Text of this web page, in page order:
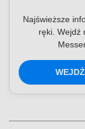
Najświeższe
ręki. Wejdź